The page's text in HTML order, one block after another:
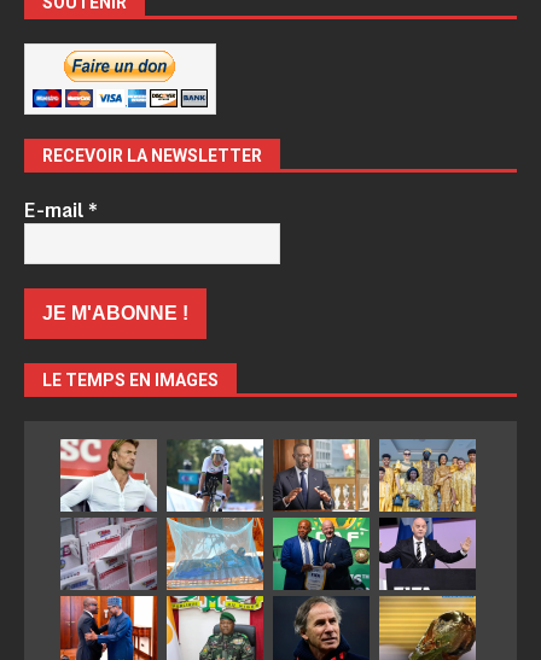
RECEVOIR LA NEWSLETTER
E-mail*
LE TEMPS EN IMAGES